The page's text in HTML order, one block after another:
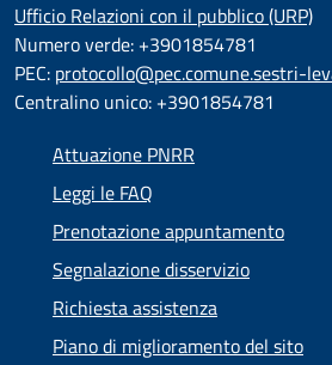
Ufficio Relazioni con il pubblico (URP)
Numero verde: +3901854781
PEC: protocollo@pec.comune.sestri-
Centralino unico: +3901854781
Attuazione PNRR
Leggi le FAQ
Prenotazione appuntamento
Segnalazione disservizio
Richiesta assistenza
Piano di miglioramento del sito